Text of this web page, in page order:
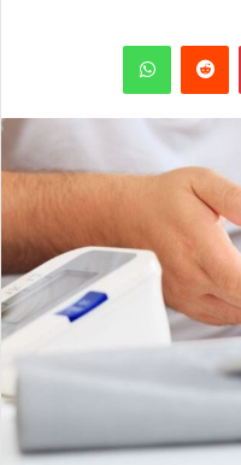
بينتيريست واتساب